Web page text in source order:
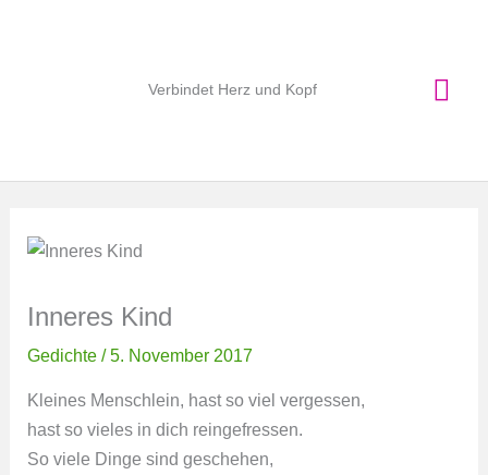
Verbindet Herz und Kopf
Inneres Kind
Gedichte /5. November 2017
Kleines Menschlein, hast so viel vergessen,
hast so vieles in dich reingefressen.
So viele Dinge sind geschehen,